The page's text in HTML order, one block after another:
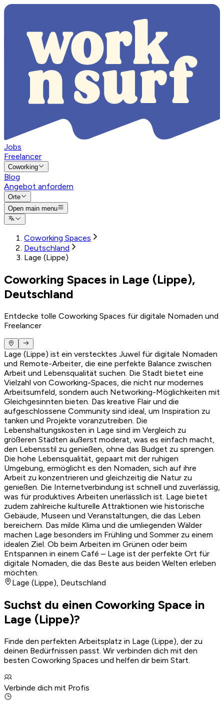
Jobs
Freelancer
Coworking
Blog
Angebot anfordern
Orte
Open main menu
Coworking Spaces
Deutschland
Lage (Lippe)
Coworking Spaces in Lage (Lippe),
Deutschland
Entdecke tolle Coworking Spaces für digitale Nomaden und
Freelancer
Lage (Lippe) ist ein verstecktes Juwel für digitale Nomaden
und Remote-Arbeiter, die eine perfekte Balance zwischen
Arbeit und Lebensqualität suchen. Die Stadt bietet eine
Vielzahl von Coworking-Spaces, die nicht nur modernes
Arbeitsumfeld, sondern auch Networking-Möglichkeiten mit
Gleichgesinnten bieten. Das kreative Flair und die
aufgeschlossene Community sind ideal, um Inspiration zu
tanken und Projekte voranzutreiben. Die
Lebenshaltungskosten in Lage sind im Vergleich zu
größeren Städten äußerst moderat, was es einfach macht,
den Lebensstil zu genießen, ohne das Budget zu sprengen.
Die hohe Lebensqualität, gepaart mit der ruhigen
Umgebung, ermöglicht es den Nomaden, sich auf ihre
Arbeit zu konzentrieren und gleichzeitig die Natur zu
genießen. Die Internetverbindung ist schnell und zuverlässig,
was für produktives Arbeiten unerlässlich ist. Lage bietet
zudem zahlreiche kulturelle Attraktionen wie historische
Gebäude, Museen und Veranstaltungen, die das Leben
bereichern. Das milde Klima und die umliegenden Wälder
machen Lage besonders im Frühling und Sommer zu einem
idealen Ziel. Ob beim Arbeiten im Grünen oder beim
Entspannen in einem Café – Lage ist der perfekte Ort für
digitale Nomaden, die das Beste aus beiden Welten erleben
möchten.
Lage (Lippe), Deutschland
Suchst du einen Coworking Space in
Lage (Lippe)?
Finde den perfekten Arbeitsplatz in Lage (Lippe), der zu
deinen Bedürfnissen passt. Wir verbinden dich mit den
besten Coworking Spaces und helfen dir beim Start.
Verbinde dich mit Profis